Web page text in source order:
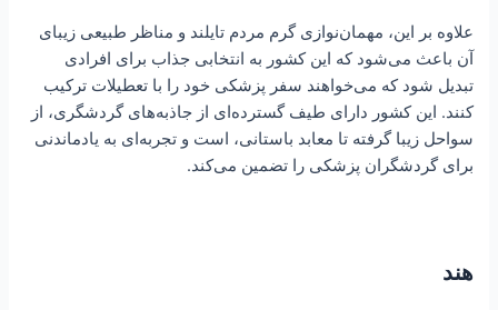
علاوه بر این، مهمان‌نوازی گرم مردم تایلند و مناظر طبیعی زیبای
آن باعث می‌شود که این کشور به انتخابی جذاب برای افرادی
تبدیل شود که می‌خواهند سفر پزشکی خود را با تعطیلات ترکیب
کنند. این کشور دارای طیف گسترده‌ای از جاذبه‌های گردشگری، از
سواحل زیبا گرفته تا معابد باستانی، است و تجربه‌ای به یادماندنی
برای گردشگران پزشکی را تضمین می‌کند.
هند